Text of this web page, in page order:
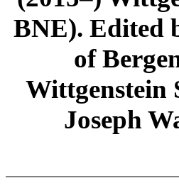
BNE). Edited
of
Wittgenstein
Joseph